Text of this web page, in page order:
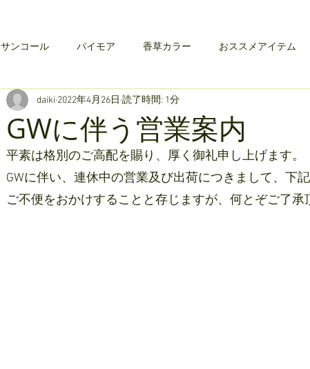
サンコール パイモア 香草カラー おススメアイテム
オリジナルヘアケア クリレージュ
GWに伴う営業案内
daiki 2022年4月26日 読了時間: 1分
平素は格別のご高配を賜り、厚く御礼申し上げます。
GWに伴い、連休中の営業及び出荷につきまして、下
ご不便をおかけすることと存じますが、何とぞご了承